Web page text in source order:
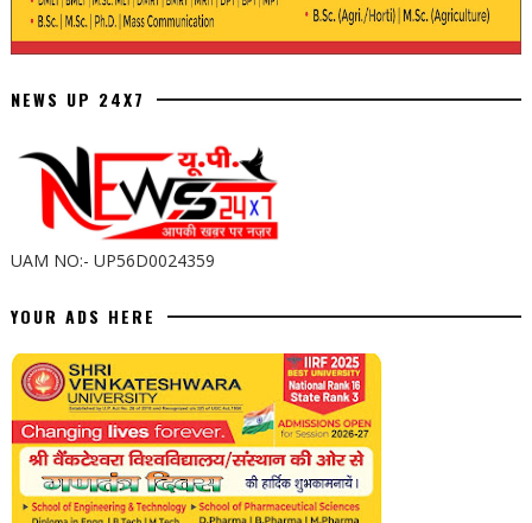
NEWS UP 24X7
UAM NO:- UP56D0024359
YOUR ADS HERE